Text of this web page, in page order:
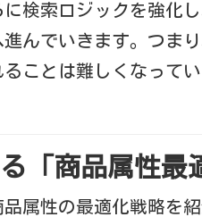
検索ロジックを強化
んでいきます。つま
ことは難しくなってい
「商品属性最
属性の最適化戦略を紹